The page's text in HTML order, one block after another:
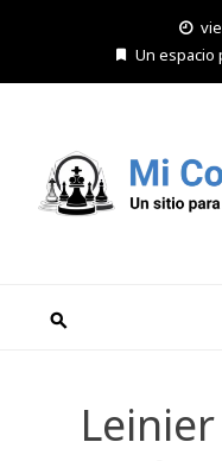
Un espacio